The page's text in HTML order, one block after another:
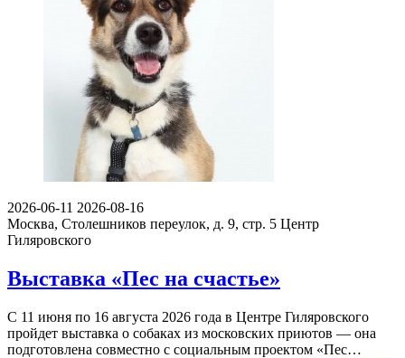
2026-06-11 2026-08-16
Москва, Столешников переулок, д. 9, стр. 5 Центр
Гиляровского
Выставка «Пес на счастье»
С 11 июня по 16 августа 2026 года в Центре Гиляровского
пройдет выставка о собаках из московских приютов — она
подготовлена совместно с социальным проектом «Пес…